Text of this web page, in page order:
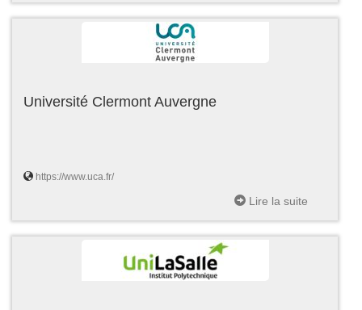
Université Clermont Auvergne
https://www.uca.fr/
Lire la suite